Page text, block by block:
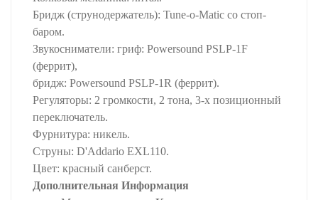
Бридж (струнодержатель): Tune-o-Matic со стоп-
баром.
Звукосниматели: гриф: Powersound PSLP-1F
(феррит),
бридж: Powersound PSLP-1R (феррит).
Регуляторы: 2 громкости, 2 тона, 3-х позиционный
переключатель.
Фурнитура: никель.
Струны: D'Addario EXL110.
Цвет: красный санберст.
Дополнительная Информация